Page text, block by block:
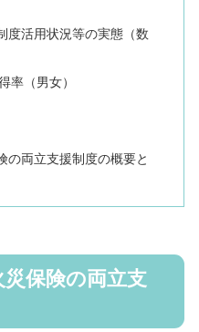
度活用状況等の実態（数
率（男女）
の両立支援制度の概要と
災保険の両立支